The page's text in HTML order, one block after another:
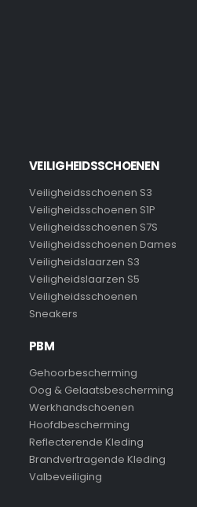
VEILIGHEIDSSCHOENEN
Veiligheidsschoenen S3
Veiligheidsschoenen S1P
Veiligheidsschoenen S7S
Veiligheidsschoenen Dames
Veiligheidslaarzen S3
Veiligheidslaarzen S5
Veiligheidsschoenen
Sneakers
PBM
Gehoorbescherming
Oog & Gelaatsbescherming
Werkhandschoenen
Hoofdbescherming
Reflecterende Kleding
Brandvertragende Kleding
Valbeveiliging